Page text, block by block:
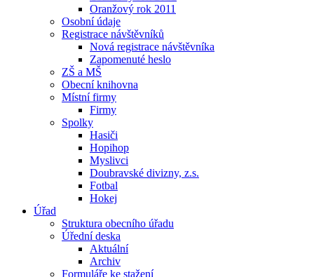
Oranžový rok 2011
Osobní údaje
Registrace návštěvníků
Nová registrace návštěvníka
Zapomenuté heslo
ZŠ a MŠ
Obecní knihovna
Místní firmy
Firmy
Spolky
Hasiči
Hopihop
Myslivci
Doubravské divizny, z.s.
Fotbal
Hokej
Úřad
Struktura obecního úřadu
Úřední deska
Aktuální
Archiv
Formuláře ke stažení